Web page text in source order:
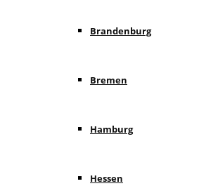
Brandenburg
Bremen
Hamburg
Hessen